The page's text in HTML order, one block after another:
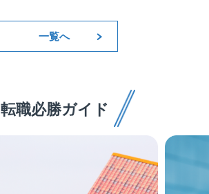
験をお持ちの方、語学力を生かした仕事をお
探しの方は是非ご覧ください！
一覧へ
転職必勝ガイド